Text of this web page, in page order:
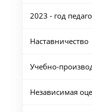
2023 - год
Наставничество
Учебно-
Независимая